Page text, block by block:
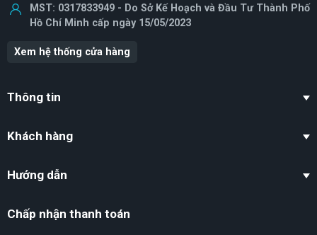
MST: 0317833949 - Do Sở Kế Hoạch và Đầu Tư Thành Phố
Hồ Chí Minh cấp ngày 15/05/2023
Xem hệ thống cửa hàng
Thông tin
Khách hàng
Hướng dẫn
Chấp nhận thanh toán